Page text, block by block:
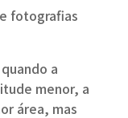
fotografias
a
menor, a
área, mas